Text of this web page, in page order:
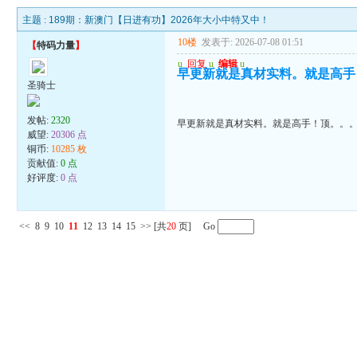
主题 : 189期：新澳门【日进有功】2026年大小中特又中！
【特码力量】
圣骑士
发帖:2320
威望:20306 点
铜币: 10285 枚
贡献值:0 点
好评度:0 点
10楼 发表于: 2026-07-08 01:51
u 回复 u 编辑 u
早更新就是真材实料。就是高手
早更新就是真材实料。就是高手！顶。。。
<< 8 9 10 11 12 13 14 15 >> [共20 页] Go